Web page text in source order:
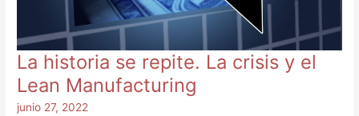
La historia se repite. La crisis y el
Lean Manufacturing
junio 27, 2022